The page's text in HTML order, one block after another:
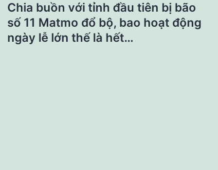
Chia buồn với tỉnh đầu tiên bị bão
số 11 Matmo đổ bộ, bao hoạt động
ngày lễ lớn thế là hết…